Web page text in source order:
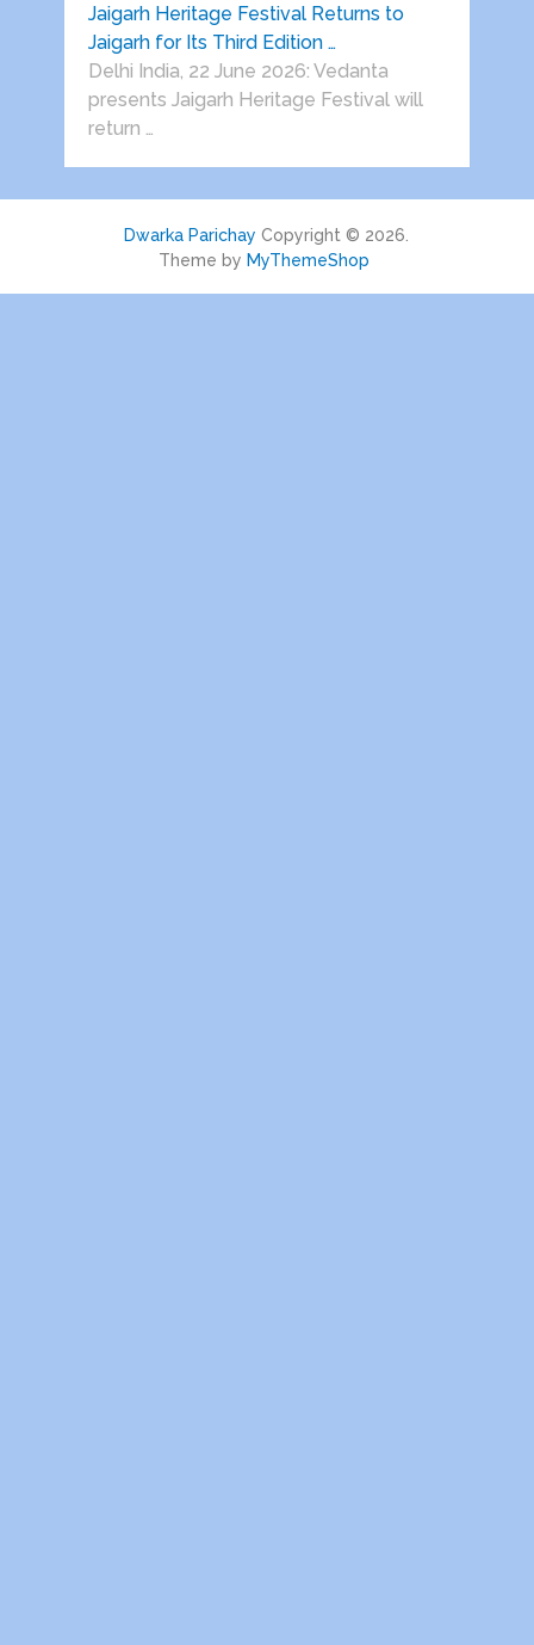
Jaigarh Heritage Festival Returns to
Jaigarh for Its Third Edition …
Delhi India, 22 June 2026: Vedanta
presents Jaigarh Heritage Festival will
return …
Dwarka Parichay Copyright © 2026.
Theme by MyThemeShop